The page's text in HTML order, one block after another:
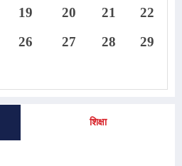
19 20 21
22
26 27 28
29
शिक्षा